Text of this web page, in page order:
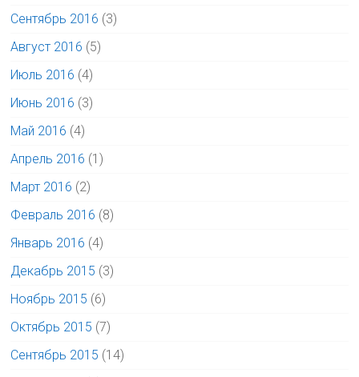
Сентябрь 2016 (3)
Август 2016 (5)
Июль 2016 (4)
Июнь 2016 (3)
Май 2016 (4)
Апрель 2016 (1)
Март 2016 (2)
Февраль 2016 (8)
Январь 2016 (4)
Декабрь 2015 (3)
Ноябрь 2015 (6)
Октябрь 2015 (7)
Сентябрь 2015 (14)